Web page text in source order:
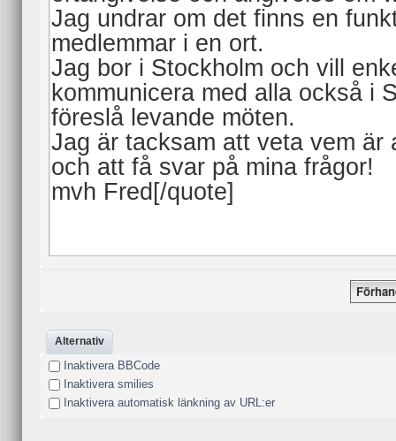
Alternativ
Inaktivera BBCode
Inaktivera smilies
Inaktivera automatisk länkning av URL:er